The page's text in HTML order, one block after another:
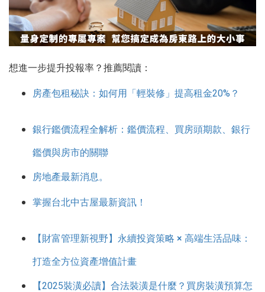
想進一步提升投報率？推薦閱讀：
房產包租秘訣：如何用「輕裝修」提高租金20%？
銀行鑑價流程全解析：鑑價流程、買房頭期款、銀行
鑑價與房市的關聯
房地產最新消息。
掌握台北中古屋最新資訊！
【財富管理新視野】永續投資策略 × 高端生活品味：
打造全方位資產增值計畫
【2025裝潢必讀】合法裝潢是什麼？買房裝潢預算怎